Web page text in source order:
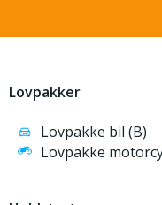
Lovpakker
Lovpakke bil (B)
Lovpakke